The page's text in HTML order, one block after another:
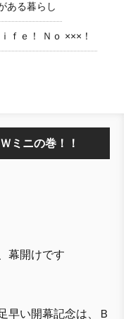
ある暮らし
ｆｅ！ Ｎｏ ×××！
ミニの巻！！
幕開けです
早い開幕記念は、Ｂ